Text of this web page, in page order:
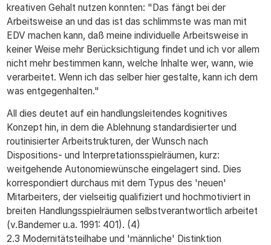
kreativen Gehalt nutzen konnten: "Das fängt bei der
Arbeitsweise an und das ist das schlimmste was man mit
EDV machen kann, daß meine individuelle Arbeitsweise in
keiner Weise mehr Berücksichtigung findet und ich vor allem
nicht mehr bestimmen kann, welche Inhalte wer, wann, wie
verarbeitet. Wenn ich das selber hier gestalte, kann ich dem
was entgegenhalten."
All dies deutet auf ein handlungsleitendes kognitives
Konzept hin, in dem die Ablehnung standardisierter und
routinisierter Arbeitstrukturen, der Wunsch nach
Dispositions- und Interpretationsspielräumen, kurz:
weitgehende Autonomiewünsche eingelagert sind. Dies
korrespondiert durchaus mit dem Typus des 'neuen'
Mitarbeiters, der vielseitig qualifiziert und hochmotiviert in
breiten Handlungsspielräumen selbstverantwortlich arbeitet
(v.Bandemer u.a. 1991: 401). (4)
2.3 Modernitätsteilhabe und 'männliche' Distinktion